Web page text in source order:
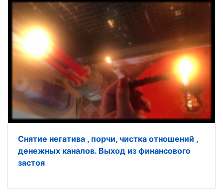
Снятие негатива , порчи, чистка отношений ,
денежных каналов. Выход из финансового
застоя